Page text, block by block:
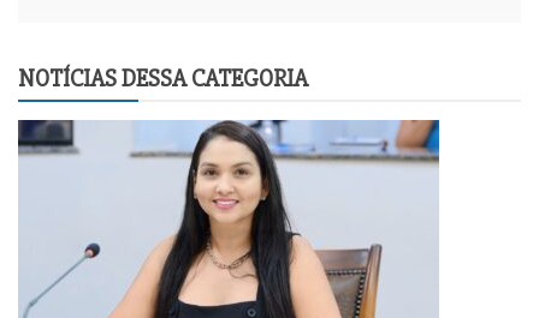
NOTÍCIAS DESSA CATEGORIA